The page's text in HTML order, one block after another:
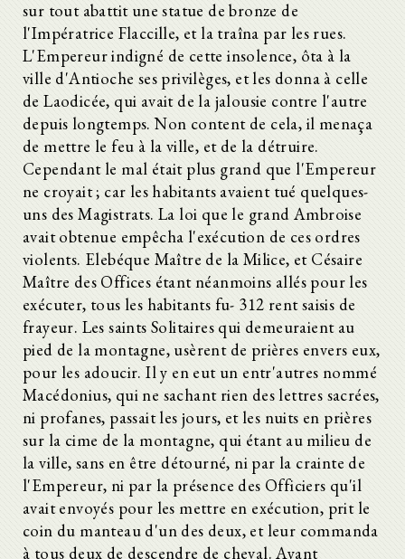
sur tout abattit une statue de bronze de
l'Impératrice Flaccille, et la traîna par les rues.
L'Empereur indigné de cette insolence, ôta à la
ville d'Antioche ses privilèges, et les donna à celle
de Laodicée, qui avait de la jalousie contre l'autre
depuis longtemps. Non content de cela, il menaça
de mettre le feu à la ville, et de la détruire.
Cependant le mal était plus grand que l'Empereur
ne croyait ; car les habitants avaient tué quelques-
uns des Magistrats. La loi que le grand Ambroise
avait obtenue empêcha l'exécution de ces ordres
violents. Elebéque Maître de la Milice, et Césaire
Maître des Offices étant néanmoins allés pour les
exécuter, tous les habitants fu- 312 rent saisis de
frayeur. Les saints Solitaires qui demeuraient au
pied de la montagne, usèrent de prières envers eux,
pour les adoucir. Il y en eut un entr'autres nommé
Macédonius, qui ne sachant rien des lettres sacrées,
ni profanes, passait les jours, et les nuits en prières
sur la cime de la montagne, qui étant au milieu de
la ville, sans en être détourné, ni par la crainte de
l'Empereur, ni par la présence des Officiers qu'il
avait envoyés pour les mettre en exécution, prit le
coin du manteau d'un des deux, et leur commanda
à tous deux de descendre de cheval. Ayant